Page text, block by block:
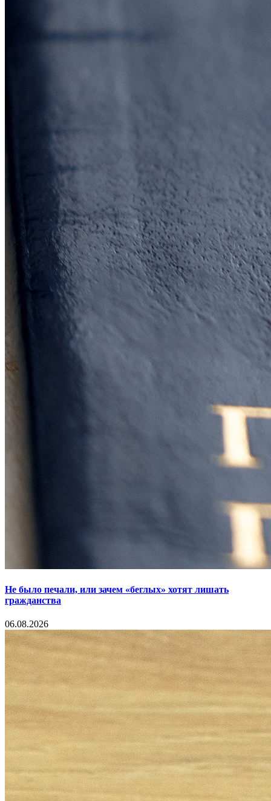
Не было печали, или зачем «беглых» хотят лишать
гражданства
06.08.2026